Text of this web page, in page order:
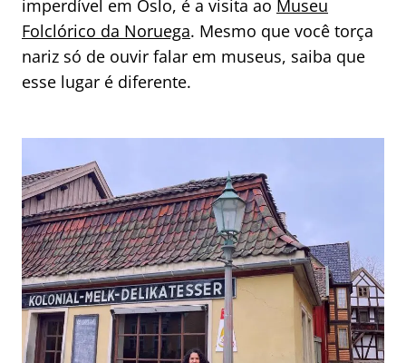
imperdível em Oslo, é a visita ao Museu
Folclórico da Noruega. Mesmo que você torça
nariz só de ouvir falar em museus, saiba que
esse lugar é diferente.